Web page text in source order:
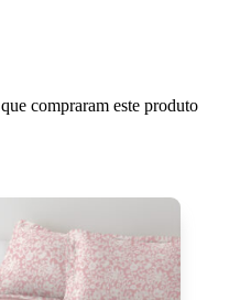
compraram este produto